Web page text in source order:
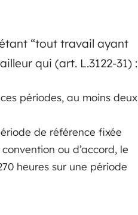
“tout travail ayant
qui (art. L.3122-31) :
périodes, au moins deux
de référence fixée
ou d’accord, le
heures sur une période